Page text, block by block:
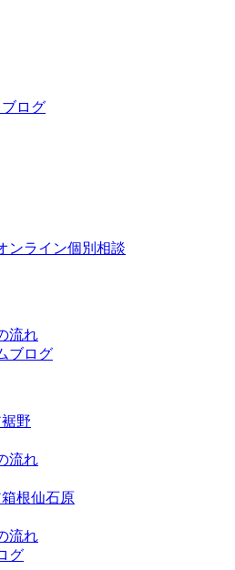
ログ
ンライン個別相談
流れ
ブログ
野
流れ
根仙石原
流れ
グ